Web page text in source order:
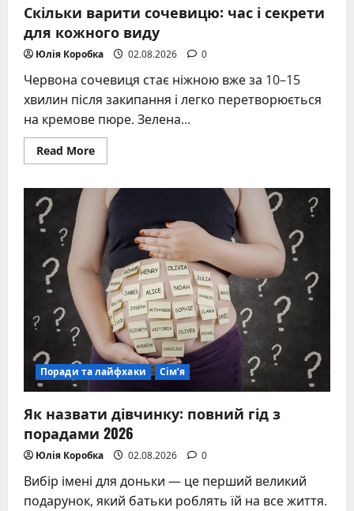
Скільки варити сочевицю: час і секрети
для кожного виду
Юлія Коробка 02.08.2026 0
Червона сочевиця стає ніжною вже за 10–15
хвилин після закипання і легко перетворюється
на кремове пюре. Зелена...
Read MoreRead
more
варити
сочевицю:
час
секрети
для
кожного
виду
Поради та лайфхаки Сім’я
Як назвати дівчинку: повний гід з
порадами 2026
Юлія Коробка 02.08.2026 0
Вибір імені для доньки — це перший великий
подарунок, який батьки роблять їй на все життя.